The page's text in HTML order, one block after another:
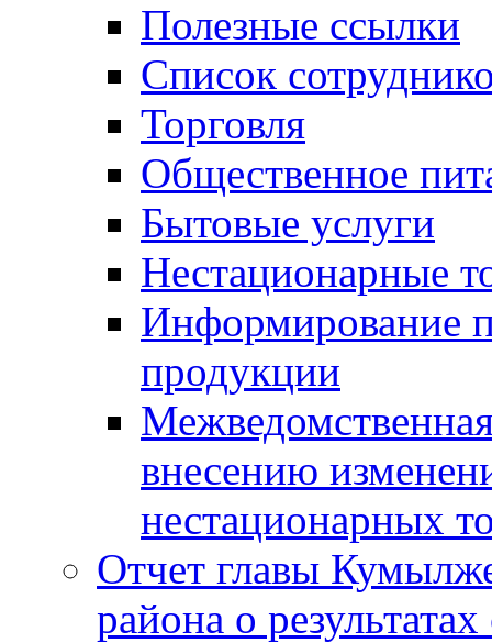
Полезные ссылки
Список
Торговля
Общественное
Бытовые услуги
Нестационарные
Информирование
продукции
внесению
нестационарных
Отчет главы
района о